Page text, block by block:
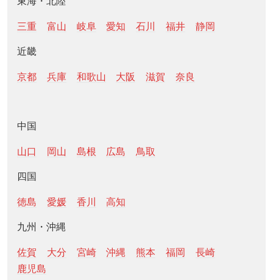
三重 富山 岐阜 愛知 石川 福井 静岡
近畿
京都 兵庫 和歌山 大阪 滋賀 奈良
中国
山口 岡山 島根 広島 鳥取
四国
徳島 愛媛 香川 高知
九州・沖縄
佐賀 大分 宮崎 沖縄 熊本 福岡
長崎
鹿児島